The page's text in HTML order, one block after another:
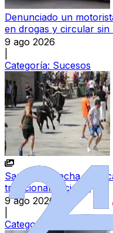
Denunciado un
en drogas y circular sin
9 ago 2026
Categoría: Sucesos
Saucelle se echa a las
tradicional encierro
9 ago 2026
Categoría:
Vitigudino,